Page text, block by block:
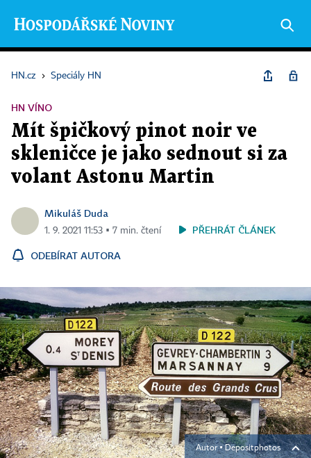
HN.cz › Speciály HN
HN VÍNO
Mít špičkový pinot noir ve
skleničce je jako sednout si za
volant Astonu Martin
Mikuláš Duda
1. 9. 2021 11:53 ▪ 7 min. čtení PŘEHRÁT ČLÁNEK
ODEBÍRAT AUTORA
Autor ▪Depositphotos